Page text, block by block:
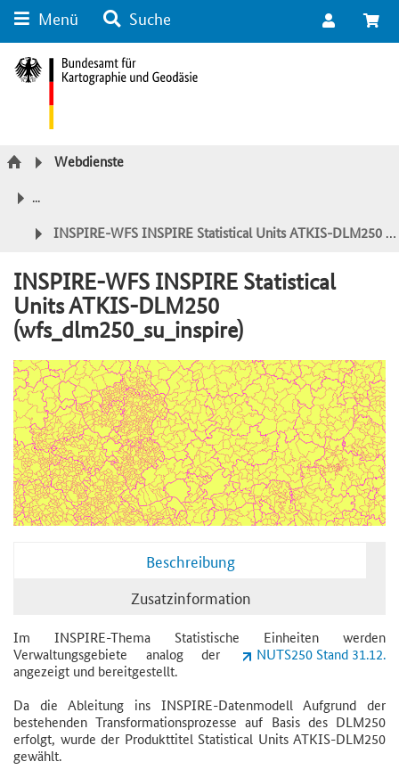
Kategorie Navigation
Menü Suche
Webdienste
...
INSPIRE-WFS INSPIRE Statistical Units ATKIS-DLM250 (wfs_dlm250_su_inspire)
INSPIRE-WFS INSPIRE Statistical
Units ATKIS-DLM250
(wfs_dlm250_su_inspire)
Beschreibung
Zusatzinformation
Im INSPIRE-Thema Statistische Einheiten werden
Verwaltungsgebiete analog der
NUTS250 Stand 31.12.
angezeigt und bereitgestellt.
Da die Ableitung ins INSPIRE-Datenmodell Aufgrund der
bestehenden Transformationsprozesse auf Basis des DLM250
erfolgt, wurde der Produkttitel Statistical Units ATKIS-DLM250
gewählt.